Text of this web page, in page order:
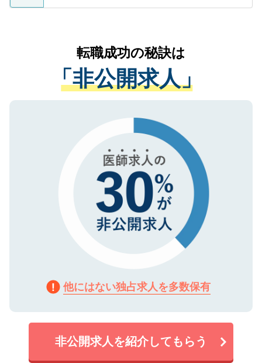
ているすべての個人データはご本人の許可
は、個人情報の取り扱いについての厳密な
管理基準を満たした事業者のみに付与され
る、プライバシーマークを取得済みです。
で、機密保持に関してもご安心ください。
かがいして、現在の医療機関の状況や紹介
経験をまじえながら、適切なアドバイスを
させていただきます。すぐにご転職をされ
ない方には、長期的なサポートが可能です
ので、まずはご登録ください。
転職成功の秘訣は
「非公開求人」
他にはない独占求人を多数保有
非公開求人を紹介してもらう